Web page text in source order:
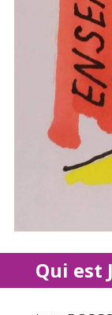
Qui est